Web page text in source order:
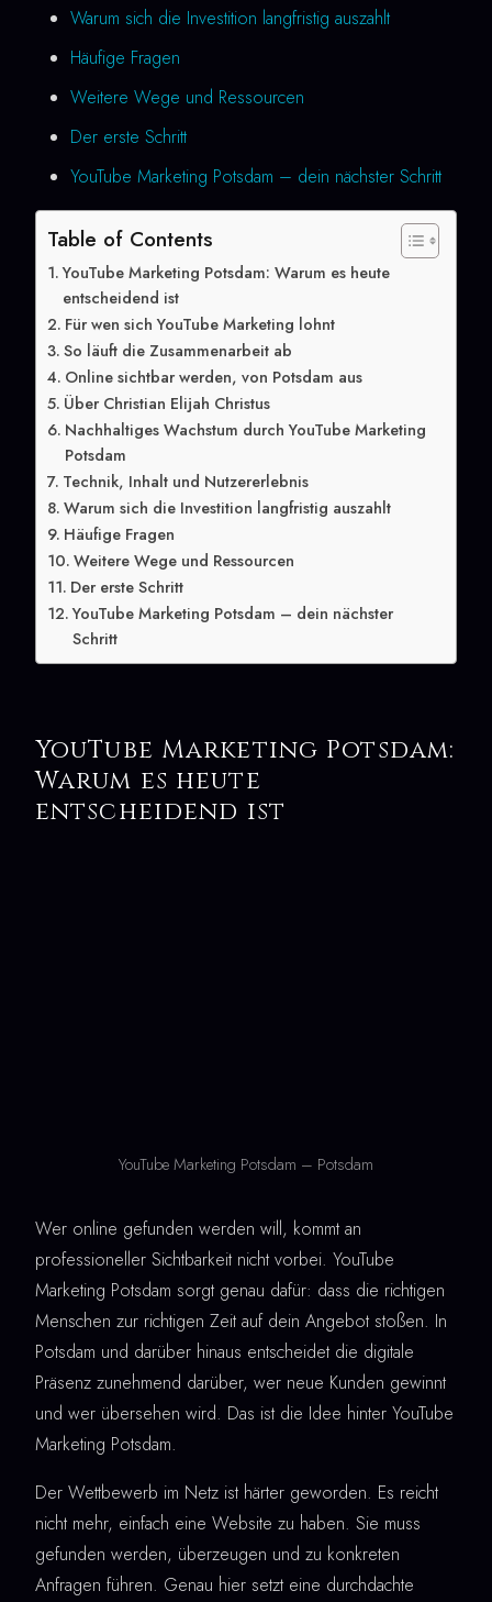
Warum sich die Investition langfristig auszahlt
Häufige Fragen
Weitere Wege und Ressourcen
Der erste Schritt
YouTube Marketing Potsdam – dein nächster Schritt
Table of Contents
YouTube Marketing Potsdam: Warum es heute
entscheidend ist
Für wen sich YouTube Marketing lohnt
So läuft die Zusammenarbeit ab
Online sichtbar werden, von Potsdam aus
Über Christian Elijah Christus
Nachhaltiges Wachstum durch YouTube Marketing
Potsdam
Technik, Inhalt und Nutzererlebnis
Warum sich die Investition langfristig auszahlt
Häufige Fragen
Weitere Wege und Ressourcen
Der erste Schritt
YouTube Marketing Potsdam – dein nächster
Schritt
YouTube Marketing Potsdam:
Warum es heute
entscheidend ist
YouTube Marketing Potsdam – Potsdam
Wer online gefunden werden will, kommt an
professioneller Sichtbarkeit nicht vorbei. YouTube
Marketing Potsdam sorgt genau dafür: dass die richtigen
Menschen zur richtigen Zeit auf dein Angebot stoßen. In
Potsdam und darüber hinaus entscheidet die digitale
Präsenz zunehmend darüber, wer neue Kunden gewinnt
und wer übersehen wird. Das ist die Idee hinter YouTube
Marketing Potsdam.
Der Wettbewerb im Netz ist härter geworden. Es reicht
nicht mehr, einfach eine Website zu haben. Sie muss
gefunden werden, überzeugen und zu konkreten
Anfragen führen. Genau hier setzt eine durchdachte